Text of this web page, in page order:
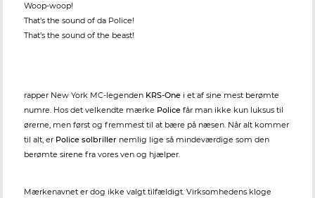
Woop-woop!
That’s the sound of da Police!
That’s the sound of the beast!
rapper New York MC-legenden KRS-One i et af sine mest berømte
numre. Hos det velkendte mærke Police får man ikke kun luksus til
ørerne, men først og fremmest til at bære på næsen. Når alt kommer
til alt, er Police solbriller nemlig lige så mindeværdige som den
berømte sirene fra vores ven og hjælper.
Mærkenavnet er dog ikke valgt tilfældigt. Virksomhedens kloge